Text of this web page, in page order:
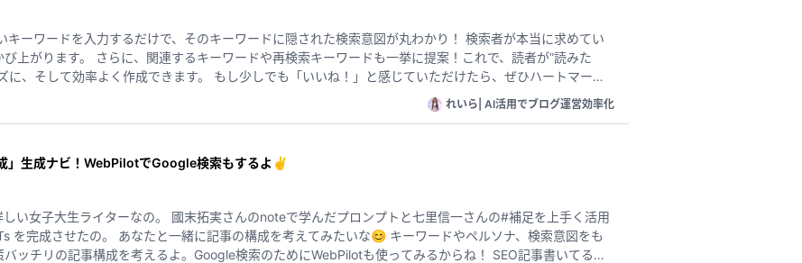
キーワードを入力するだけで、そのキーワードに隠された検索意図が丸わかり！ 検索者が本当に求めてい
上がります。 さらに、関連するキーワードや再検索キーワードも一挙に提案！これで、読者が”読みた
し少しでも「いいね！」と感じていただけたら、ぜひハートマーク
り良いものをお届けできるよう励んでまいります。
れいら| AI活用でブログ運営効率化
」生成ナビ！WebPilotでGoogle検索もするよ✌
い女子大生ライターなの。 國末拓実さんのnoteで学んだプロンプトと七里信一さんの#補足を上手く活用
いな😊 キーワードやペルソナ、検索意図をも
の記事構成を考えるよ。Google検索のためにWebPilotも使ってみるからね！ SEO記事書いてるラ